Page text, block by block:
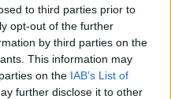
to third parties prior to
opt-out of the further
by third parties on the
This information may
on the IAB’s List of
further disclose it to other
κατά τη διάρκεια του
[βίντεο]